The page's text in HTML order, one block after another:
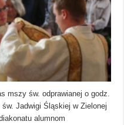
mszy św. odprawianej o godz.
Jadwigi Śląskiej w Zielonej
alumnom